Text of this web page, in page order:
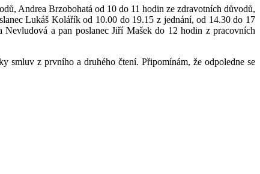
Andrea Brzobohatá od 10 do 11 hodin ze zdravotních důvodů,
Lukáš Kolářík od 10.00 do 19.15 z jednání, od 14.30 do 17
a pan poslanec Jiří Mašek do 12 hodin z pracovních
smluv z prvního a druhého čtení. Připomínám, že odpoledne se